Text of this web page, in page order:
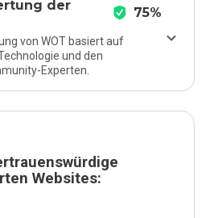
der
75%
von WOT basiert auf
und den
Experten.
Websites: